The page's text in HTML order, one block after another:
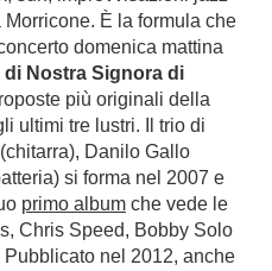
È la formula che
domenica mattina
di Nostra Signora di
più originali della
ultimi tre lustri. Il trio di
Danilo Gallo
si forma nel 2007 e
primo album che vede le
Chris Speed, Bobby Solo
nel 2012, anche